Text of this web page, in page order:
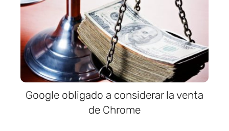
Google obligado a considerar la venta
de Chrome